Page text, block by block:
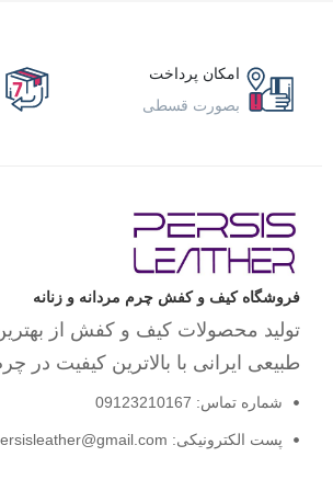
مجلسی
بوت
طبی
کالج
کتانی
کفش رسمی
کفش مردانه
امکان پرداخت
بصورت قسطی
فروشگاه کیف و کفش چرم مردانه و زنانه
تولید محصولات کیف و کفش از
طبیعی ایرانی با بالاترین کیفیت در
شماره تماس: 09123210167
پست الکترونیکی: persisleather@gmail.com